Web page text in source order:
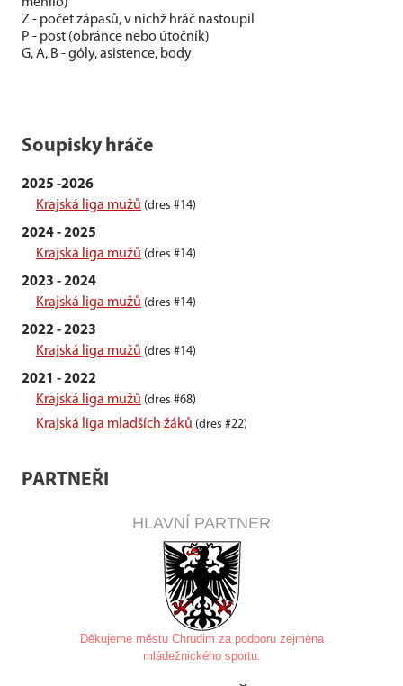
Z - počet zápasů, v nichž hráč nastoupil
P - post (obránce nebo útočník)
G, A, B - góly, asistence, body
Soupisky hráče
2025 -2026
Krajská liga mužů (dres #14)
2024 - 2025
Krajská liga mužů (dres #14)
2023 - 2024
Krajská liga mužů (dres #14)
2022 - 2023
Krajská liga mužů (dres #14)
2021 - 2022
Krajská liga mužů (dres #68)
Krajská liga mladších žáků (dres #22)
PARTNEŘI
HLAVNÍ PARTNER
Děkujeme městu Chrudim za podporu zejména
mládežnického sportu.